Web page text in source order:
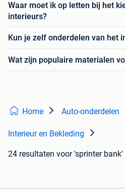
Waar moet ik op letten bij het
interieurs?
Kun je zelf onderdelen van het
Wat zijn populaire materialen
Home Auto-onderdelen
Interieur en Bekleding
24 resultaten voor 'sprinter bank'